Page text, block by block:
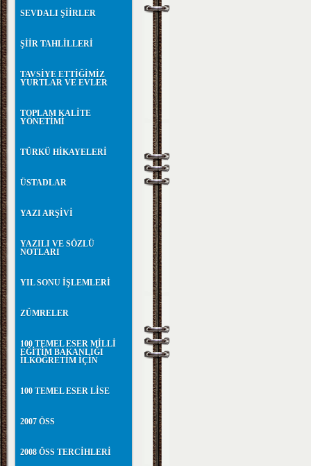
SEVDALI ŞİİRLER
ŞİİR TAHLİLLERİ
TAVSİYE ETTİĞİMİZ
YURTLAR VE EVLER
TOPLAM KALİTE
YÖNETİMİ
TÜRKÜ HİKAYELERİ
ÜSTADLAR
YAZI ARŞİVİ
YAZILI VE SÖZLÜ
NOTLARI
YIL SONU İŞLEMLERİ
ZÜMRELER
100 TEMEL ESER MİLLİ
EĞİTİM BAKANLIĞI
İLKÖĞRETİM İÇİN
100 TEMEL ESER LİSE
2007 ÖSS
2008 ÖSS TERCİHLERİ